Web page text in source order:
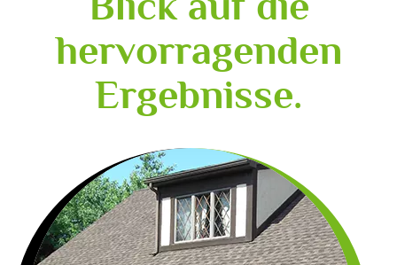
hervorragenden
Ergebnisse.